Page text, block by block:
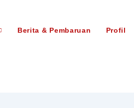
Berita & Pembaruan Profil